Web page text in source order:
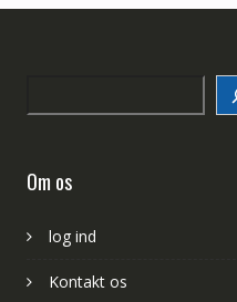
Om os
log ind
Kontakt os